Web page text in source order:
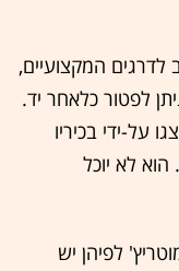
לדרגים המקצועיים,
לפטור כלאחר יד.
על-ידי בכיריו
לא יוכל
לפיהן יש